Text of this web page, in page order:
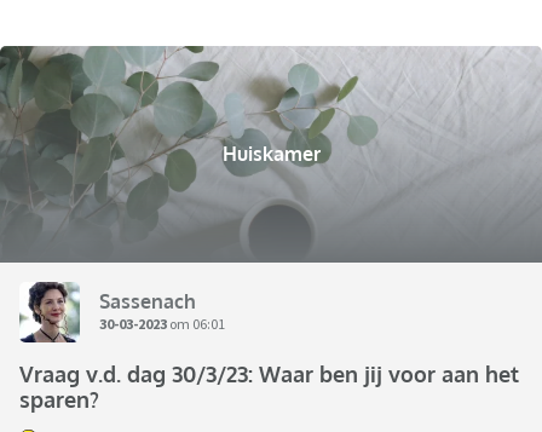
Huiskamer
Sassenach
30-03-2023 om 06:01
Vraag v.d. dag 30/3/23: Waar ben jij voor aan het
sparen?